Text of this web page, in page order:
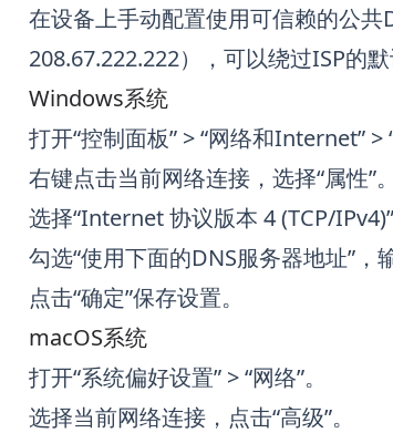
在设备上手动配置使用可信赖的公
208.67.222.222），可以绕过ISP的
Windows系统
打开“控制面板” > “网络和Internet”
右键点击当前网络连接，选择“属性”。
选择“Internet 协议版本 4 (TCP/IPv4)”
勾选“使用下面的DNS服务器地址”
点击“确定”保存设置。
macOS系统
打开“系统偏好设置” > “网络”。
选择当前网络连接，点击“高级”。